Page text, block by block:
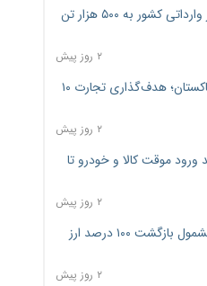
پیش‌بینی افزایش تولید برنج؛ نیاز وارداتی کشور به ۵۰۰ هزار تن
۲ روز پیش
امضای تفاهم‌نامه تجاری ایران و پاکستان؛ هدف‌گذاری تجارت ۱۰
۲ روز پیش
ورود موقت کالا و خودرو تا
۲ روز پیش
فهرست کالاهای فولادی و فلزات مشمول بازگشت ۱۰۰ درصد ارز
۲ روز پیش